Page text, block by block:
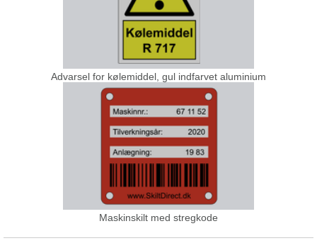
Advarsel for kølemiddel, gul indfarvet aluminium
Maskinskilt med stregkode